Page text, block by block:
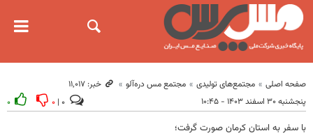
صفحه اصلی مجتمع‌های تولیدی مجتمع مس دره‌آلو
خبر: ۱۱٬۰۱۷
پنجشنبه ۳۰ اسفند ۱۴۰۳ - ۱۰:۴۵
۰ ۰
با سفر به استان کرمان صورت گرفت؛